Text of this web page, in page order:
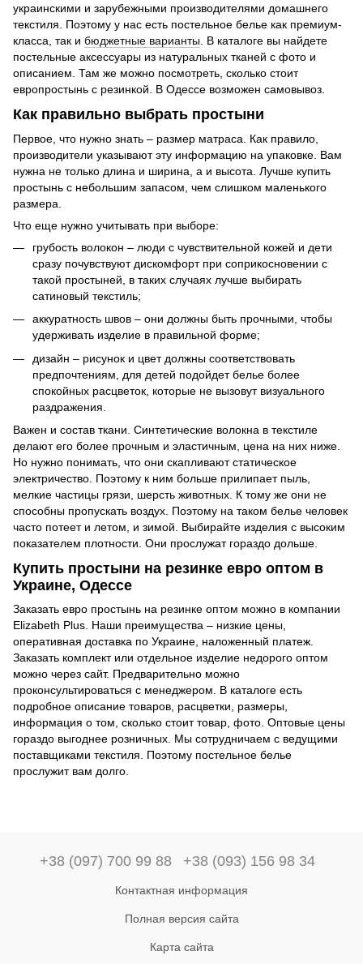
украинскими и зарубежными производителями домашнего
текстиля. Поэтому у нас есть постельное белье как премиум-
класса, так и бюджетные варианты . В каталоге вы найдете
постельные аксессуары из натуральных тканей с фото и
описанием. Там же можно посмотреть, сколько стоит
европростынь с резинкой. В Одессе возможен самовывоз.
Как правильно выбрать простыни
Первое, что нужно знать – размер матраса. Как правило,
производители указывают эту информацию на упаковке. Вам
нужна не только длина и ширина, а и высота. Лучше купить
простынь с небольшим запасом, чем слишком маленького
размера.
Что еще нужно учитывать при выборе:
грубость волокон – люди с чувствительной кожей и дети
сразу почувствуют дискомфорт при соприкосновении с
такой простыней, в таких случаях лучше выбирать
сатиновый текстиль;
аккуратность швов – они должны быть прочными, чтобы
удерживать изделие в правильной форме;
дизайн – рисунок и цвет должны соответствовать
предпочтениям, для детей подойдет белье более
спокойных расцветок, которые не вызовут визуального
раздражения.
Важен и состав ткани. Синтетические волокна в текстиле
делают его более прочным и эластичным, цена на них ниже.
Но нужно понимать, что они скапливают статическое
электричество. Поэтому к ним больше прилипает пыль,
мелкие частицы грязи, шерсть животных. К тому же они не
способны пропускать воздух. Поэтому на таком белье человек
часто потеет и летом, и зимой. Выбирайте изделия с высоким
показателем плотности. Они прослужат гораздо дольше.
Купить простыни на резинке евро оптом в
Украине, Одессе
Заказать евро простынь на резинке оптом можно в компании
Elizabeth Plus. Наши преимущества – низкие цены,
оперативная доставка по Украине, наложенный платеж.
Заказать комплект или отдельное изделие недорого оптом
можно через сайт. Предварительно можно
проконсультироваться с менеджером. В каталоге есть
подробное описание товаров, расцветки, размеры,
информация о том, сколько стоит товар, фото. Оптовые цены
гораздо выгоднее розничных. Мы сотрудничаем с ведущими
поставщиками текстиля. Поэтому постельное белье
прослужит вам долго.
+38 (097) 700 99 88 +38 (093) 156 98 34
Контактная информация
Полная версия сайта
Карта сайта